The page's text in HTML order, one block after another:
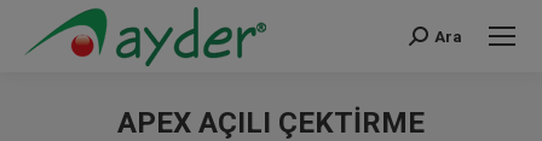
Search:
Ara
APEX AÇILI ÇEKTIRME